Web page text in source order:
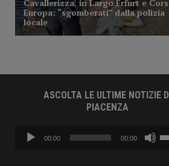
ASCOLTA LE ULTIME NOTIZIE DI
PIACENZA
Audio
Player
00:00 00:00
i